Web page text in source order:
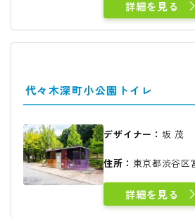
詳細を見る
代々木深町小公園トイレ
デザイナー： 坂 茂
住所： 東京都渋谷区
詳細を見る